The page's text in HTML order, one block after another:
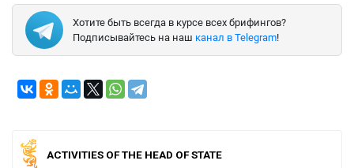
Хотите быть всегда в курсе всех брифингов?
Подписывайтесь на наш канал в Telegram!
ACTIVITIES OF THE HEAD OF STATE